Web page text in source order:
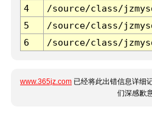
4
/source/class/
5
/source/class/
6
/source/class/
www.365jz.com 已经将此出错信息详细
们深感歉